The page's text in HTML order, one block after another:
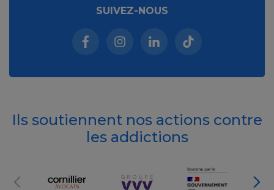
SUIVEZ-NOUS
Facebook (nouvelle fenêtre)
Instagram (nouvelle fenêtre)
Linkedin (nouvelle
Tiktok (nouvelle
Ils soutiennent nos actions contre
les addictions